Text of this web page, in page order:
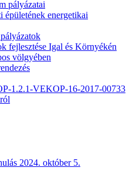
pályázatai
energetikai
fejlesztése Igal és Környékén
völgyében
1.2.1-VEKOP-16-2017-00733
2024. október 5.